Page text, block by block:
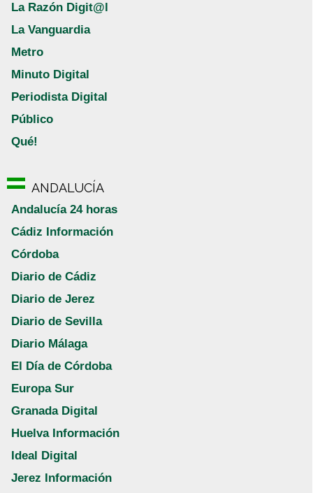
La Razón Digit@l
La Vanguardia
Metro
Minuto Digital
Periodista Digital
Público
Qué!
ANDALUCÍA
Andalucía 24 horas
Cádiz Información
Córdoba
Diario de Cádiz
Diario de Jerez
Diario de Sevilla
Diario Málaga
El Día de Córdoba
Europa Sur
Granada Digital
Huelva Información
Ideal Digital
Jerez Información